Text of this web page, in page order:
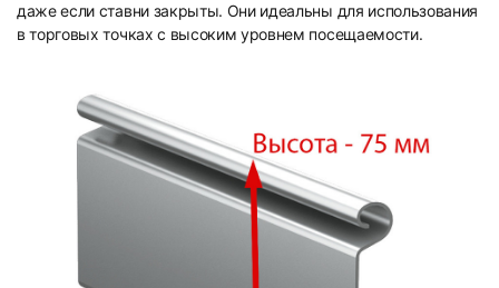
даже если ставни закрыты. Они идеальны для использования
в торговых точках с высоким уровнем посещаемости.